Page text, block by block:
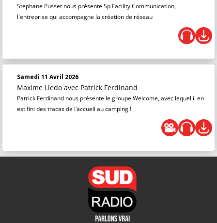
Stephane Pusset nous présente Sp Facility Communication,
l'entreprise qui accompagne la création de réseau
Samedi 11 Avril 2026
Maxime Lledo avec Patrick Ferdinand
Patrick Ferdinand nous présente le groupe Welcome, avec lequel il en
est fini des tracas de l’accueil au camping !